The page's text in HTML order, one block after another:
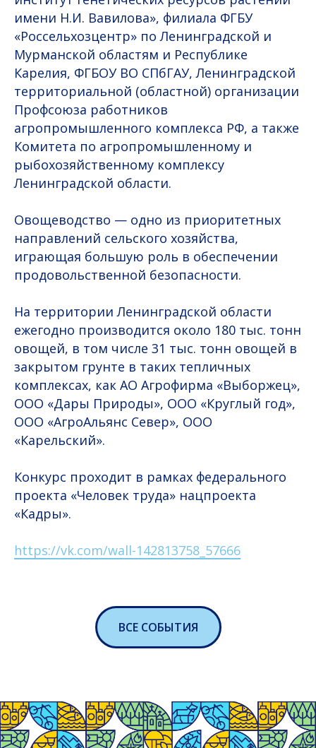
имени Н.И. Вавилова», филиала ФГБУ
«Россельхозцентр» по Ленинградской и
Мурманской областям и Республике
Карелия, ФГБОУ ВО СПбГАУ, Ленинградской
территориальной (областной) организации
Профсоюза работников
агропромышленного комплекса РФ, а также
Комитета по агропромышленному и
рыбохозяйственному комплексу
Ленинградской области.
Овощеводство — одно из приоритетных
направлений сельского хозяйства,
играющая большую роль в обеспечении
продовольственной безопасности.
На территории Ленинградской области
ежегодно производится около 180 тыс. тонн
овощей, в том числе 31 тыс. тонн овощей в
закрытом грунте в таких тепличных
комплексах, как АО Агрофирма «Выборжец»,
ООО «Дары Природы», ООО «Круглый год»,
ООО «АгроАльянс Север», ООО
«Карельский».
Конкурс проходит в рамках федерального
проекта «Человек труда» нацпроекта
«Кадры».
https://vk.com/wall-142813758_57666
ВСЕ СОБЫТИЯ